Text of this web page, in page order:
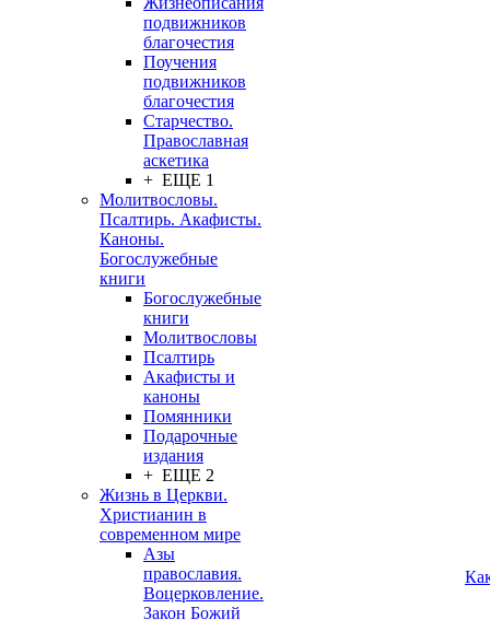
подвижников
благочестия
Поучения
подвижников
благочестия
Старчество.
Православная
аскетика
+ ЕЩЕ 1
Молитвословы.
Псалтирь. Акафисты.
Каноны.
Богослужебные
книги
Богослужебные
книги
Молитвословы
Псалтирь
Акафисты и
каноны
Помянники
Подарочные
издания
+ ЕЩЕ 2
Жизнь в Церкви.
Христианин в
современном мире
Азы
православия.
Воцерковление.
Закон Божий